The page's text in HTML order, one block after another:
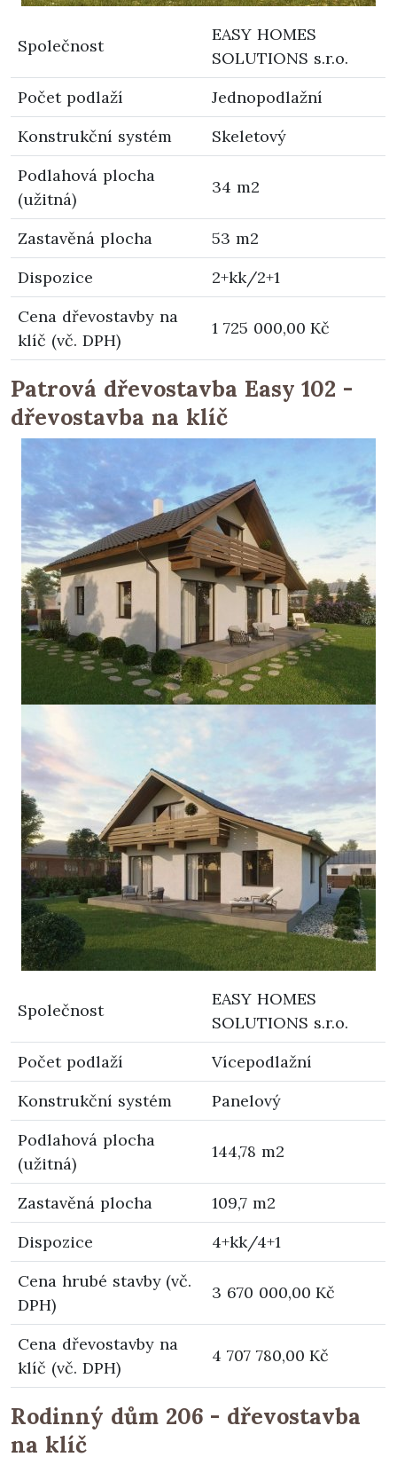
Společnost
EASY HOMES
SOLUTIONS s.r.o.
Počet podlaží
Jednopodlažní
Konstrukční systém
Skeletový
Podlahová plocha
(užitná)
34 m2
Zastavěná plocha
53 m2
Dispozice
2+kk/2+1
Cena dřevostavby na
klíč (vč. DPH)
1 725 000,00 Kč
Patrová dřevostavba Easy 102 -
dřevostavba na klíč
Společnost
EASY HOMES
SOLUTIONS s.r.o.
Počet podlaží
Vícepodlažní
Konstrukční systém
Panelový
Podlahová plocha
(užitná)
144,78 m2
Zastavěná plocha
109,7 m2
Dispozice
4+kk/4+1
Cena hrubé stavby (vč.
DPH)
3 670 000,00 Kč
Cena dřevostavby na
klíč (vč. DPH)
4 707 780,00 Kč
Rodinný dům 206 - dřevostavba
na klíč